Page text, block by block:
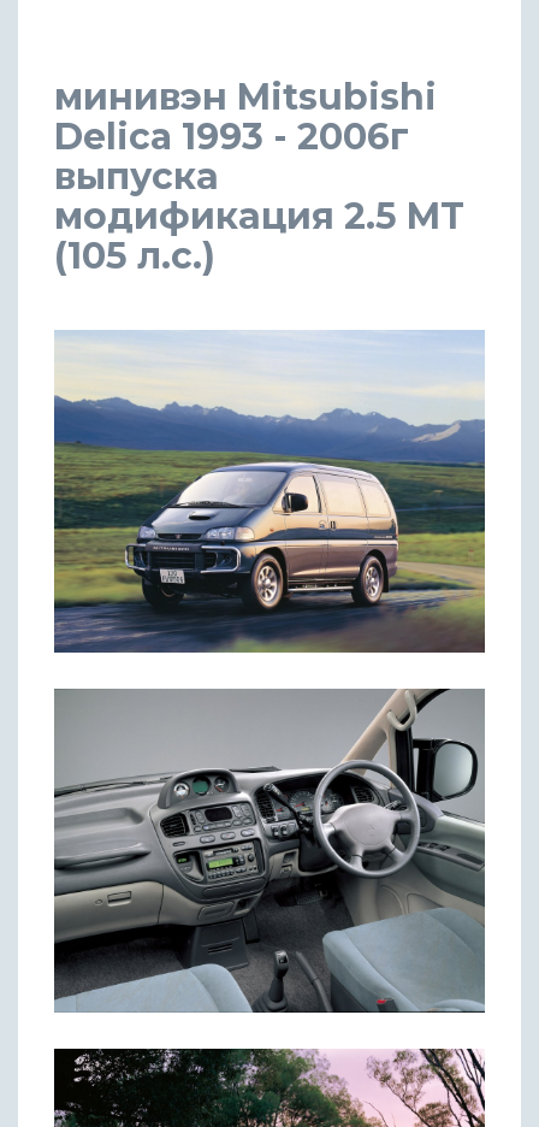
минивэн Mitsubishi
Delica 1993 - 2006г
выпуска
модификация 2.5 MT
(105 л.с.)